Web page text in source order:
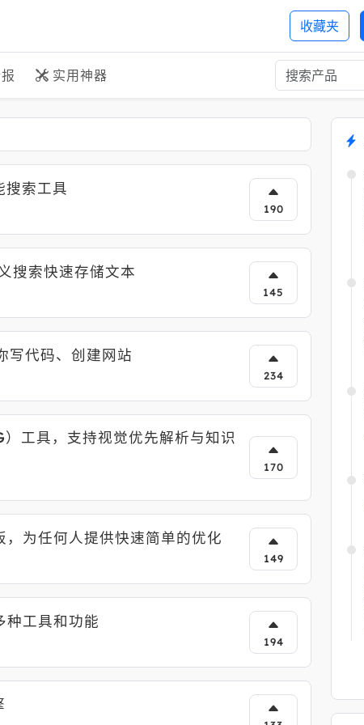
收藏夹
实用神器
索工具
190
搜索快速存储文本
145
代码、创建网站
234
工具，支持视觉优先解析与知识
170
为任何人提供快速简单的优化
149
工具和功能
194